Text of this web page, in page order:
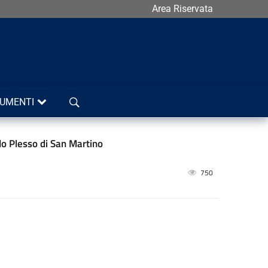
Area Riservata
Cerca
Plesso di San Martino
750